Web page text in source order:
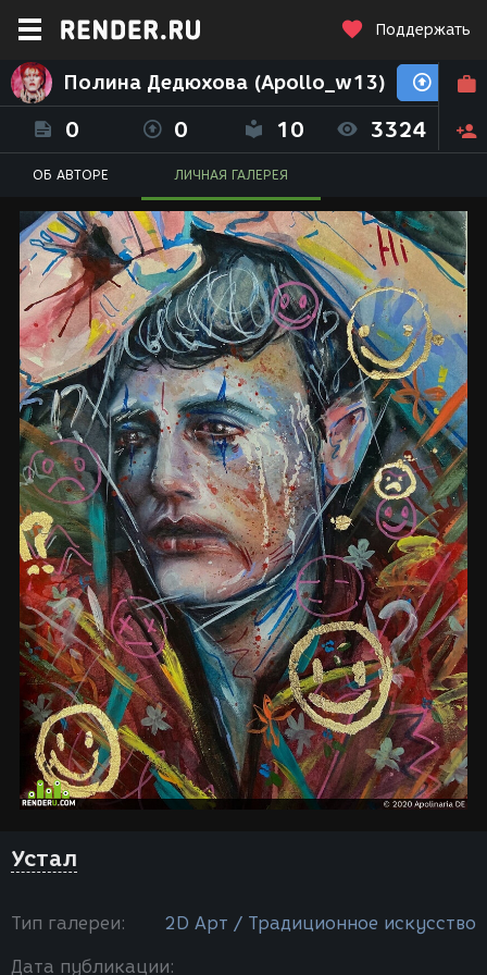
Поддержать
Полина Дедюхова (Apollo_w13)
0 0 10 3324
ОБ АВТОРЕ ЛИЧНАЯ ГАЛЕРЕЯ
Устал
Тип галереи: 2D Арт / Традиционное искусство
Дата публикации: